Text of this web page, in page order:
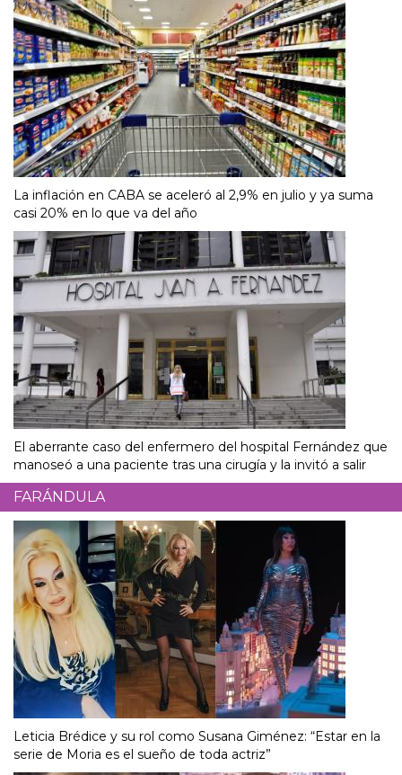
La inflación en CABA se aceleró al 2,9% en julio y ya suma
casi 20% en lo que va del año
El aberrante caso del enfermero del hospital Fernández que
manoseó a una paciente tras una cirugía y la invitó a salir
FARÁNDULA
Leticia Brédice y su rol como Susana Giménez: “Estar en la
serie de Moria es el sueño de toda actriz”